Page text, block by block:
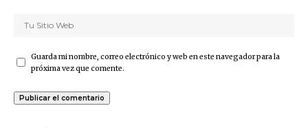
Guarda mi nombre, correo electrónico y web en este navegador para la
próxima vez que comente.